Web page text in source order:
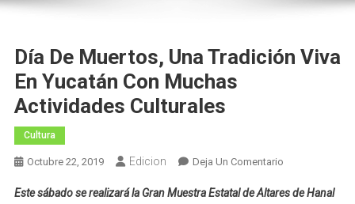
Día De Muertos, Una Tradición Viva
En Yucatán Con Muchas
Actividades Culturales
Cultura
Octubre 22, 2019 Edicion Deja Un ComentarioEn
De
Este sábado se realizará la Gran Muestra Estatal de Altares de Hanal